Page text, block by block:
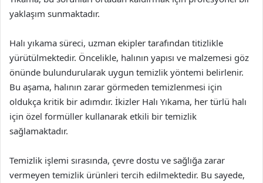
yaklaşım sunmaktadır.
Halı yıkama süreci, uzman ekipler tarafından titizlikle
yürütülmektedir. Öncelikle, halının yapısı ve malzemesi göz
önünde bulundurularak uygun temizlik yöntemi belirlenir.
Bu aşama, halının zarar görmeden temizlenmesi için
oldukça kritik bir adımdır. İkizler Halı Yıkama, her türlü halı
için özel formüller kullanarak etkili bir temizlik
sağlamaktadır.
Temizlik işlemi sırasında, çevre dostu ve sağlığa zarar
vermeyen temizlik ürünleri tercih edilmektedir. Bu sayede,